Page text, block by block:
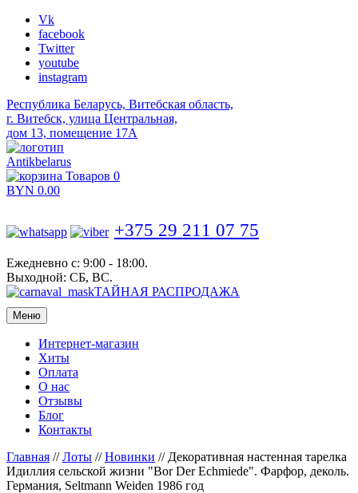
Vk
facebook
Twitter
youtube
instagram
Республика Беларусь, Витебская область,
г. Витебск, улица Центральная,
дом 13, помещение 17А
Antikbelarus
Товаров 0
BYN 0.00
+375 29 211 07 75
Ежедневно с: 9:00 - 18:00.
Выходной: СБ, ВС.
ТАЙНАЯ РАСПРОДАЖА
Меню
Интернет-магазин
Хиты
Оплата
О нас
Отзывы
Блог
Контакты
Главная //Лоты //Новинки // Декоративная настенная тарелка
Идиллия сельской жизни "Bor Der Echmiede". Фарфор, деколь.
Германия, Seltmann Weiden 1986 год